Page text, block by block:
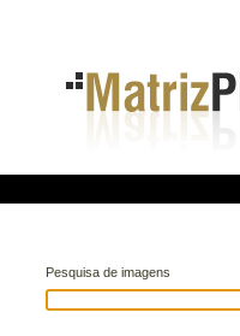
Pesquisa de imagens